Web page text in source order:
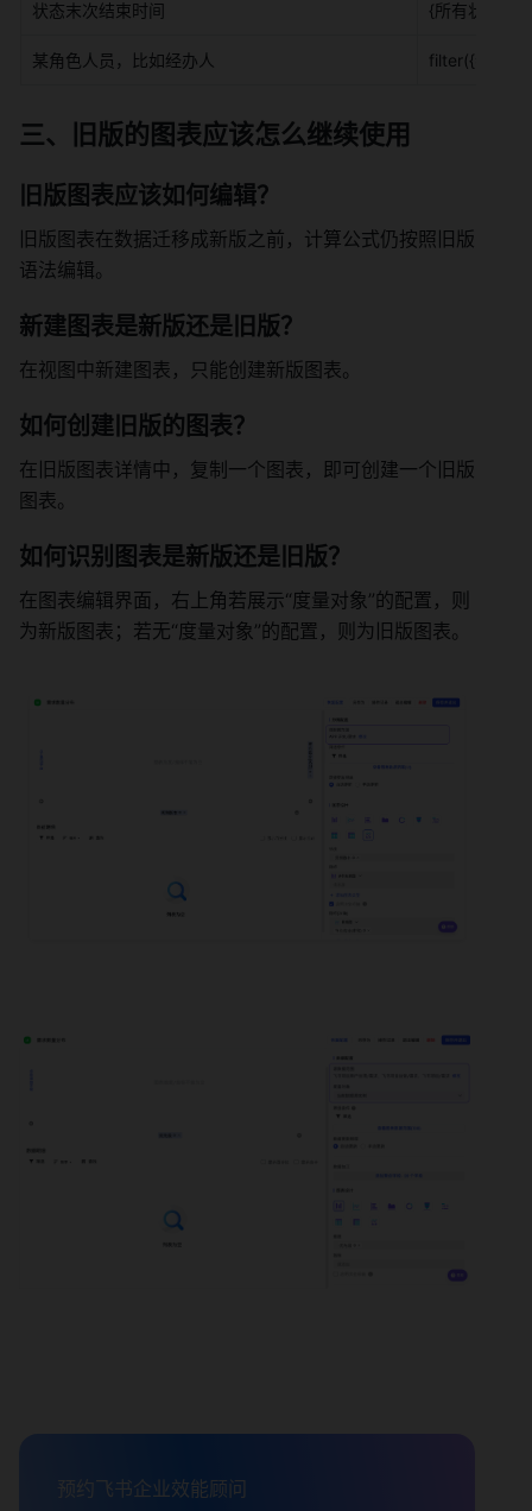
状态末次结束时间 {所有状态}.{
某角色人员，比如经办人 filter({参与人
三、旧版的图表应该怎么继续使用
旧版图表应该如何编辑？
旧版图表在数据迁移成新版之前，计算公式仍按照旧版
语法编辑。
新建图表是新版还是旧版？
在视图中新建图表，只能创建新版图表。
如何创建旧版的图表？
在旧版图表详情中，复制一个图表，即可创建一个旧版
图表。
如何识别图表是新版还是旧版？
在图表编辑界面，右上角若展示“度量对象”的配置，则
预约飞书企业效能顾问